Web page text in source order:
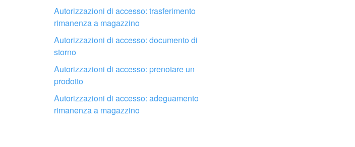
Autorizzazioni di accesso: trasferimento
rimanenza a magazzino
Autorizzazioni di accesso: documento di
storno
Autorizzazioni di accesso: prenotare un
prodotto
Autorizzazioni di accesso: adeguamento
rimanenza a magazzino